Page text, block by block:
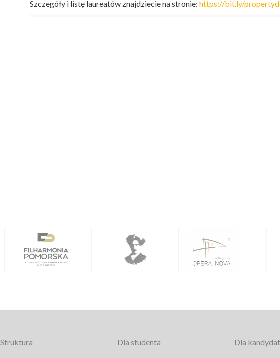
Szczegóły i listę laureatów znajdziecie na stronie: https://bit.ly/
Struktura Dla studenta Dla